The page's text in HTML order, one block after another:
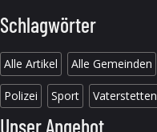
Schlagwörter
Alle Artikel Alle Gemeinden
Polizei Sport Vaterstetten
Unser Angebot